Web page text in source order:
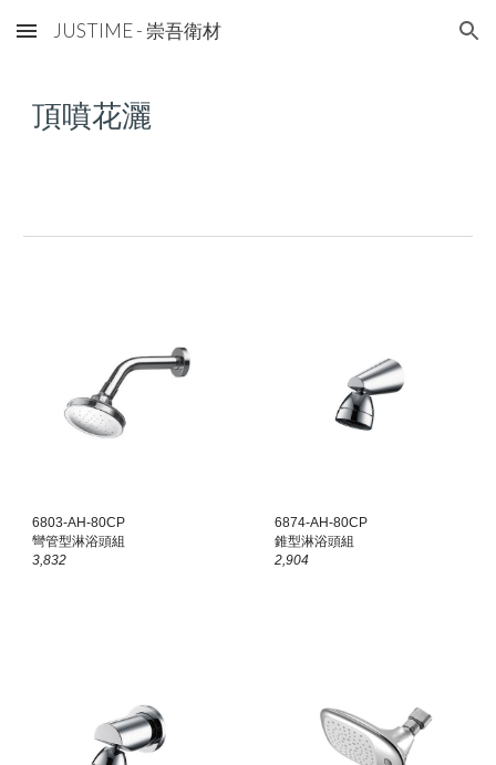
Skip to main content Skip to navigation
JUSTIME - 崇吾衛材
頂噴花灑
6803-AH-80CP
彎管型淋浴頭組
3,832
6874-AH-80CP
錐型淋浴頭組
2,904